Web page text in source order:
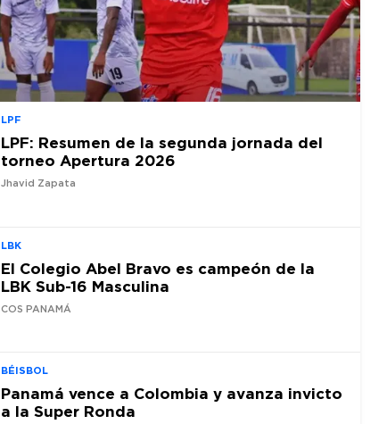
LPF
LPF: Resumen de la segunda jornada del
torneo Apertura 2026
Jhavid Zapata
LBK
El Colegio Abel Bravo es campeón de la
LBK Sub-16 Masculina
COS PANAMÁ
BÉISBOL
Panamá vence a Colombia y avanza invicto
a la Super Ronda